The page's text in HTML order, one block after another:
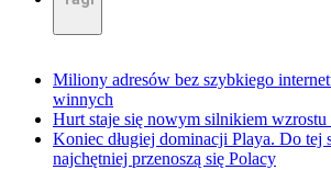
Miliony adresów bez szybkiego
winnych
Hurt staje się nowym silnikiem
Koniec długiej dominacji Playa. Do tej
najchętniej przenoszą się Polacy